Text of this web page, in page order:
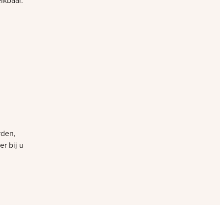
bij u